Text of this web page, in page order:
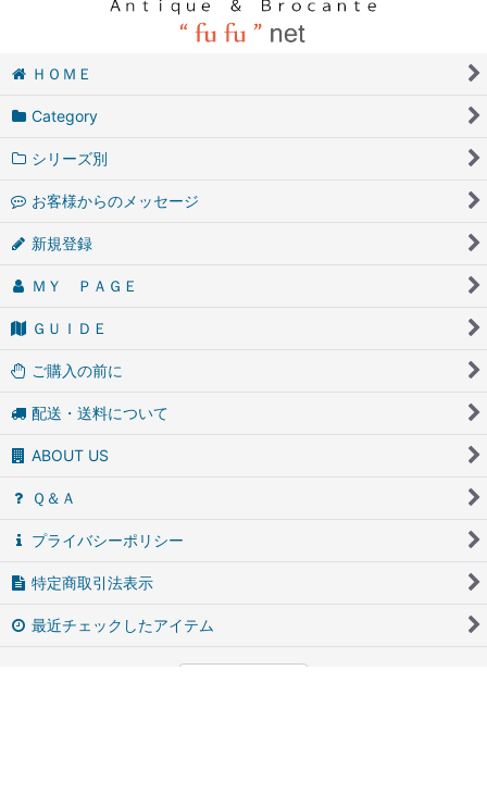
ＨＯＭＥ
Category
シリーズ別
お客様からのメッセージ
新規登録
ＭＹ ＰＡＧＥ
ＧＵＩＤＥ
ご購入の前に
配送・送料について
ABOUT US
Ｑ＆Ａ
プライバシーポリシー
特定商取引法表示
最近チェックしたアイテム